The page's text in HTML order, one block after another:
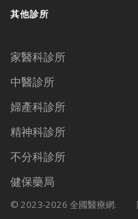
其他診所
家醫科診所
中醫診所
婦產科診所
精神科診所
不分科診所
健保藥局
© 2023-2026 全國醫療網.